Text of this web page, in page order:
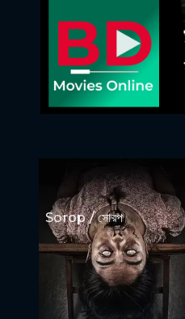
Sorop / সোরপ